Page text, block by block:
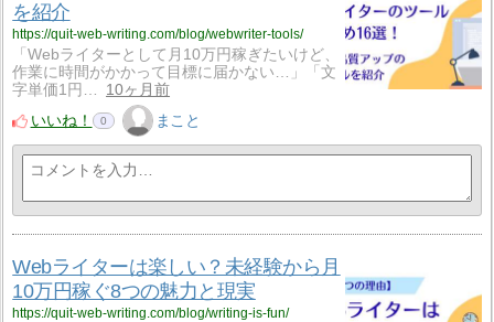
を紹介
https://quit-web-writing.com/blog/webwriter-tools/
「Webライターとして月10万円稼ぎたいけど、
作業に時間がかかって目標に届かない…」「文
字単価1円…
10ヶ月前
いいね！
0 まこと
Webライターは楽しい？未経験から月
10万円稼ぐ8つの魅力と現実
https://quit-web-writing.com/blog/writing-is-fun/